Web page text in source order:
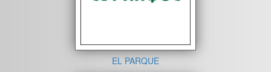
EL PARQUE